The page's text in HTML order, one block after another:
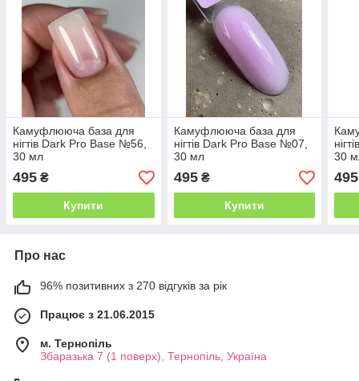
Камуфлююча база для
нігтів Dark Pro Base №56,
30 мл
495 ₴
Купити
Камуфлююча база для
нігтів Dark Pro Base №07,
30 мл
495₴
Купити
30
495
Про нас
96% позитивних з 270 відгуків за рік
Працює з 21.06.2015
м. Тернопіль
Збаразька 7 (1 поверх), Тернопіль, Україна